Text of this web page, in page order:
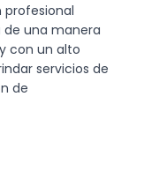
una manera
con un alto
servicios de
de